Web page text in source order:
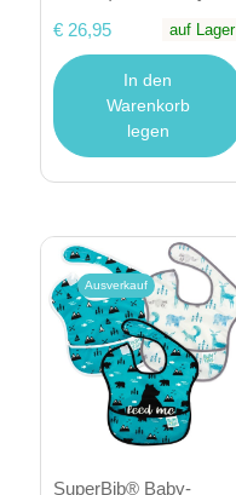
€ 26,95
auf Lager
In den
Warenkorb
legen
Ausverkauf
SuperBib® Baby-